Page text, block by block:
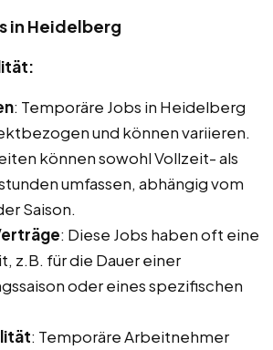
in Heidelberg
: Temporäre Jobs in Heidelberg
und können variieren.
können sowohl Vollzeit- als
umfassen, abhängig vom
Saison.
: Diese Jobs haben oft eine
z.B. für die Dauer einer
oder eines spezifischen
: Temporäre Arbeitnehmer